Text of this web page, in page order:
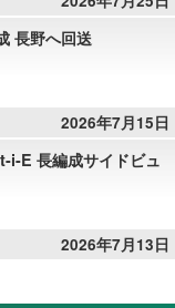
長野へ回送
2026年7月15日
i-E 長編成サイドビュ
2026年7月13日